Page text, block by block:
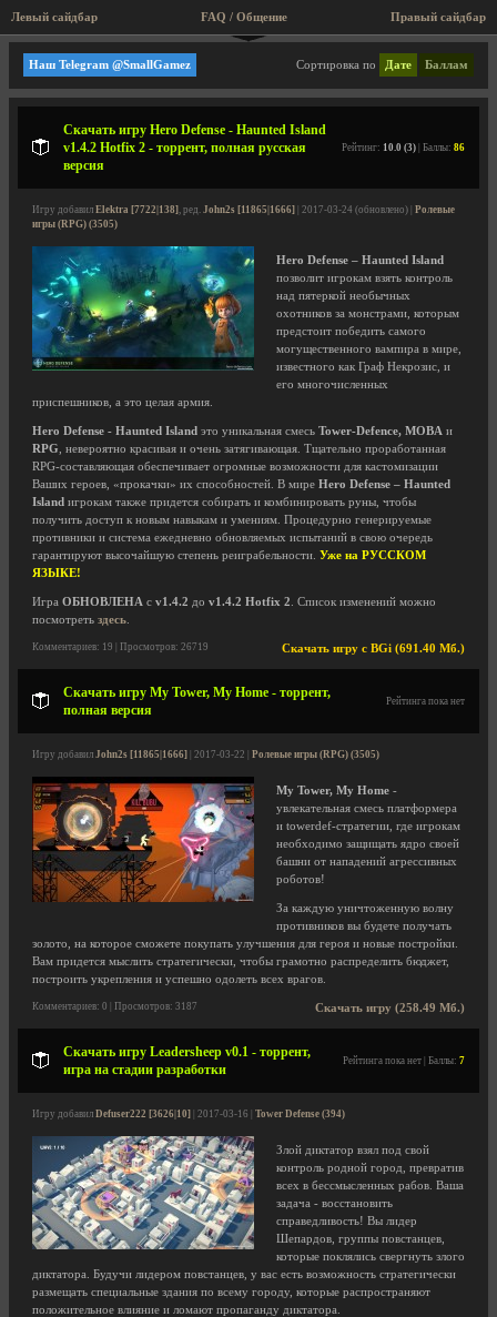
Левый сайдбар FAQ / Общение
Tower Defense
Сортировка по Дате Баллам
Наш Telegram @SmallGamez
Скачать игру Hero Defense - Haunted Island
v1.4.2 Hotfix 2 - торрент, полная русская
версия
Рейтинг: 10.0 (3) | Баллы: 86
Игру добавил Elektra [7722|138], ред. John2s [11865|1666] | 2017-03-24 (обновлено) | Ролевые
игры (RPG) (3505)
Hero Defense – Haunted Island
позволит игрокам взять контроль
над пятеркой необычных
охотников за монстрами, которым
предстоит победить самого
могущественного вампира в мире,
известного как Граф Некрозис, и
его многочисленных
приспешников, а это целая армия.
Hero Defense - Haunted Island это уникальная смесь Tower-Defence, MOBA и
RPG , невероятно красивая и очень затягивающая. Тщательно проработанная
RPG-составляющая обеспечивает огромные возможности для кастомизации
Ваших героев, «прокачки» их способностей. В мире Hero Defense – Haunted
Island игрокам также придется собирать и комбинировать руны, чтобы
получить доступ к новым навыкам и умениям. Процедурно генерируемые
противники и система ежедневно обновляемых испытаний в свою очередь
гарантируют высочайшую степень реиграбельности. Уже на РУССКОМ
ЯЗЫКЕ!
Игра ОБНОВЛЕНА с v1.4.2 до v1.4.2 Hotfix 2 . Список изменений можно
посмотреть здесь
Скачать игру с BGi (691.40 Мб.)
Комментариев: 19 | Просмотров: 26719
Скачать игру My Tower, My Home - торрент,
полная версия
Рейтинга пока нет
Игру добавил John2s [11865|1666] | 2017-03-22 | Ролевые игры (RPG) (3505)
My Tower, My Home -
увлекательная смесь платформера
и towerdef-стратегии, где игрокам
необходимо защищать ядро своей
башни от нападений агрессивных
роботов!
За каждую уничтоженную волну
противников вы будете получать
золото, на которое сможете покупать улучшения для героя и новые постройки.
Вам придется мыслить стратегически, чтобы грамотно распределить бюджет,
построить укрепления и успешно одолеть всех врагов.
Скачать игру (258.49 Мб.)
Комментариев: 0 | Просмотров: 3187
Скачать игру Leadersheep v0.1 - торрент,
игра на стадии разработки
Рейтинга пока нет | Баллы: 7
Игру добавил Defuser222 [3626|10] | 2017-03-16 | Tower Defense (394)
Злой диктатор взял под свой
контроль родной город, превратив
всех в бессмысленных рабов. Ваша
задача - восстановить
справедливость! Вы лидер
Шепардов, группы повстанцев,
которые поклялись свергнуть злого
диктатора. Будучи лидером повстанцев, у вас есть возможность стратегически
размещать специальные здания по всему городу, которые распространяют
положительное влияние и ломают пропаганду диктатора.